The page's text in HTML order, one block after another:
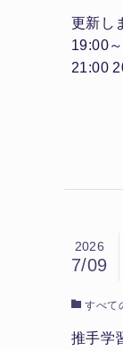
更新し
19:00
21:00
2026
7/09
すべて
推手学